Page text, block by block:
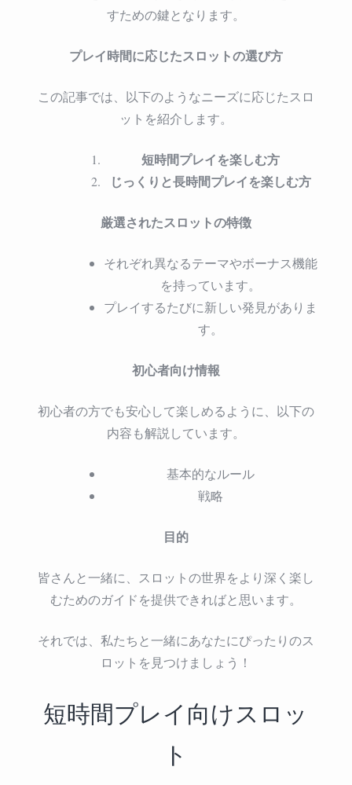
すための鍵となります。
プレイ時間に応じたスロットの選び方
この記事では、以下のようなニーズに応じたスロ
ットを紹介します。
短時間プレイを楽しむ方
じっくりと長時間プレイを楽しむ方
厳選されたスロットの特徴
それぞれ異なるテーマやボーナス機能
を持っています。
プレイするたびに新しい発見がありま
す。
初心者向け情報
初心者の方でも安心して楽しめるように、以下の
内容も解説しています。
基本的なルール
戦略
目的
皆さんと一緒に、スロットの世界をより深く楽し
むためのガイドを提供できればと思います。
それでは、私たちと一緒にあなたにぴったりのス
ロットを見つけましょう！
短時間プレイ向けスロッ
ト